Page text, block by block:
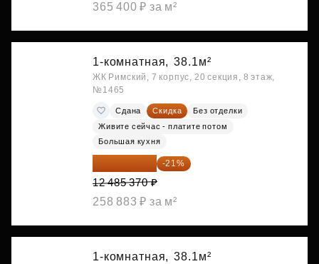
365 400 ₽ за м²
1-комнатная, 38.1м²
ЖК Римский, 7 корпус, 20 секция, 8 этаж,
№1465
Сдана Скидка
Без отделки
Живите сейчас - платите потом
Большая кухня
-21%
12 485 370 ₽
258 883 ₽ за м²
1-комнатная, 38.1м²